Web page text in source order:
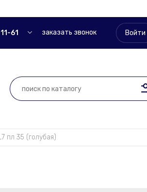
61 заказать звонок Войти
пл 35 (голубая)